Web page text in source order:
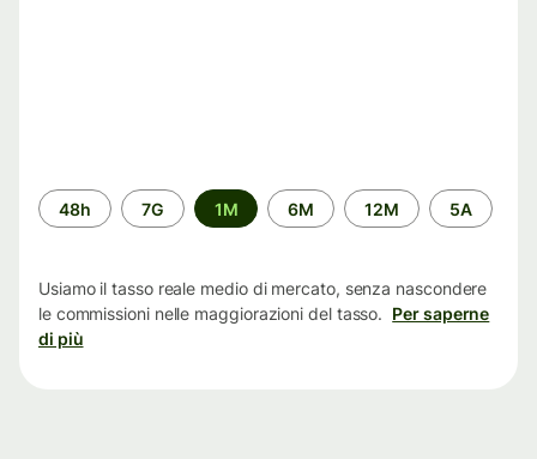
Periodo
di
48h 7G 1M 6M 12M 5A
Usiamo il tasso reale medio di mercato, senza nascondere
le commissioni nelle maggiorazioni del tasso. Per saperne
di più